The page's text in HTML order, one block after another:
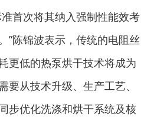
首次将其纳入强制性能效考
”陈锦波表示，传统的电阻丝
更低的热泵烘干技术将成为
从技术升级、生产工艺、
步优化洗涤和烘干系统及核